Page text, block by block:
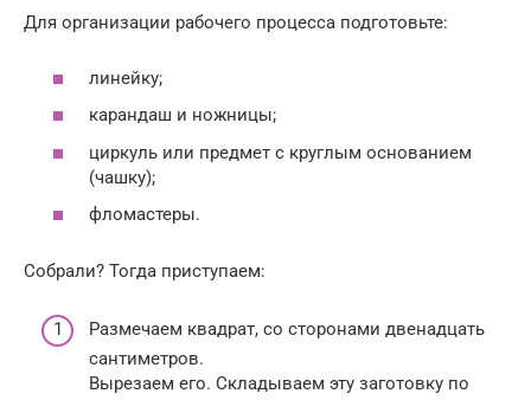
Для организации рабочего процесса подготовьте:
линейку;
карандаш и ножницы;
циркуль или предмет с круглым основанием
(чашку);
фломастеры.
Собрали? Тогда приступаем:
Размечаем квадрат, со сторонами двенадцать
сантиметров.
Вырезаем его. Складываем эту заготовку по